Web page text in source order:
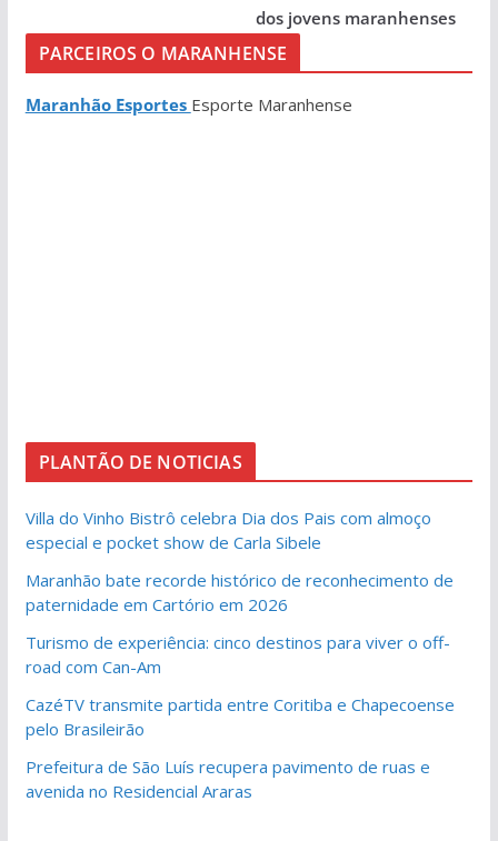
dos jovens maranhenses
PARCEIROS O MARANHENSE
Maranhão Esportes Esporte Maranhense
PLANTÃO DE NOTICIAS
Villa do Vinho Bistrô celebra Dia dos Pais com almoço
especial e pocket show de Carla Sibele
Maranhão bate recorde histórico de reconhecimento de
paternidade em Cartório em 2026
Turismo de experiência: cinco destinos para viver o off-
road com Can-Am
CazéTV transmite partida entre Coritiba e Chapecoense
pelo Brasileirão
Prefeitura de São Luís recupera pavimento de ruas e
avenida no Residencial Araras